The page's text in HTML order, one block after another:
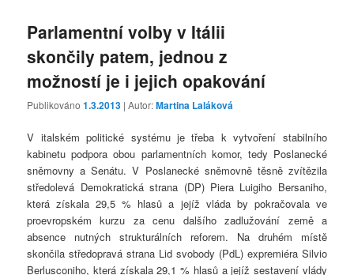
Parlamentní volby v Itálii
skončily patem, jednou z
možností je i jejich opakování
Publikováno1.3.2013 | Autor:Martina Laláková
V italském politické systému je třeba k vytvoření stabilního
kabinetu podpora obou parlamentních komor, tedy Poslanecké
sněmovny a Senátu. V Poslanecké sněmovně těsně zvítězila
středolevá Demokratická strana (DP) Piera Luigiho Bersaniho,
která získala 29,5 % hlasů a jejíž vláda by pokračovala ve
proevropském kurzu za cenu dalšího zadlužování země a
absence nutných strukturálních reforem. Na druhém místě
skončila středopravá strana Lid svobody (PdL) expremiéra Silvio
Berlusconiho, která získala 29,1 % hlasů a jejíž sestavení vlády